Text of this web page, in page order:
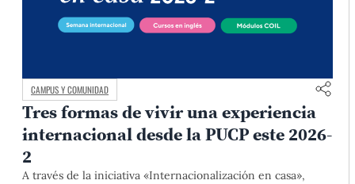
CAMPUS Y COMUNIDAD
Tres formas de vivir una experiencia
internacional desde la PUCP este 2026-
2
A través de la iniciativa «Internacionalización en casa»,